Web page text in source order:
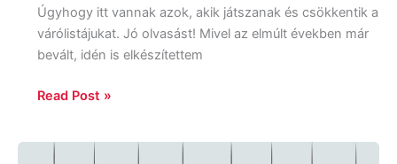
Úgyhogy itt vannak azok, akik játszanak és csökkentik a
várólistájukat. Jó olvasást! Mivel az elmúlt években már
bevált, idén is elkészítettem
Read Post »
Boldog